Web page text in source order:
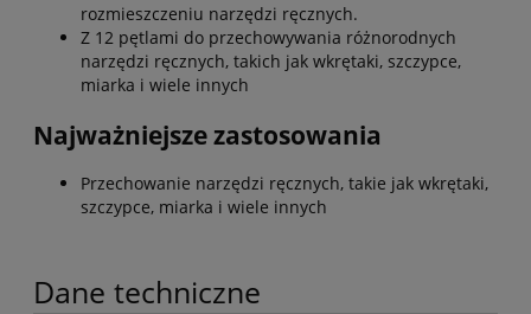
rozmieszczeniu narzędzi ręcznych.
Z 12 pętlami do przechowywania różnorodnych
narzędzi ręcznych, takich jak wkrętaki, szczypce,
miarka i wiele innych
Najważniejsze zastosowania
Przechowanie narzędzi ręcznych, takie jak wkrętaki,
szczypce, miarka i wiele innych
Dane techniczne